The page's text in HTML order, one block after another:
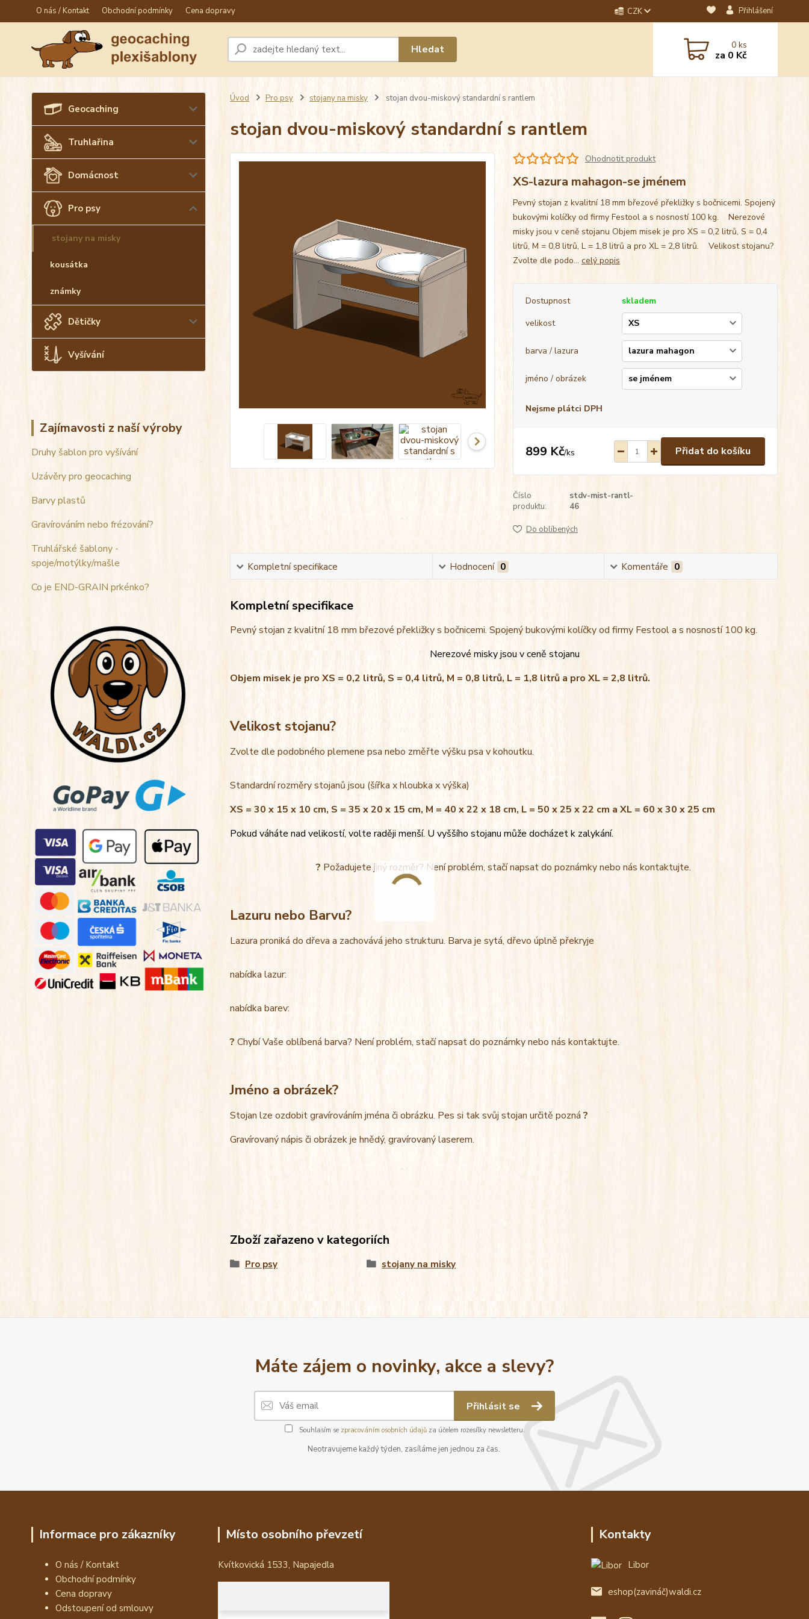
O nás / Kontakt Obchodní podmínky Cena dopravy CZK Přihlášení
Hledat 0ks
za 0 Kč
Geocaching
Truhlařina
Domácnost
Pro psy
stojany na misky
kousátka
známky
Dětičky
Vyšívání
Zajímavosti z naší výroby
Druhy šablon pro vyšívání
Uzávěry pro geocaching
Barvy plastů
Gravírováním nebo frézování?
Truhlářské šablony -
spoje/motýlky/mašle
Co je END-GRAIN prkénko?
Úvod Pro psy stojany na misky stojan dvou-miskový standardní s rantlem
stojan dvou-miskový standardní s rantlem
Ohodnotit produkt
XS-lazura mahagon-se jménem
Pevný stojan z kvalitní 18 mm březové překližky s bočnicemi. Spojený
bukovými kolíčky od firmy Festool a s nosností 100 kg. Nerezové
misky jsou v ceně stojanu Objem misek je pro XS = 0,2 litrů, S = 0,4
litrů, M = 0,8 litrů, L = 1,8 litrů a pro XL = 2,8 litrů. Velikost stojanu?
Zvolte dle podo... celý popis
Dostupnost
skladem
velikost
barva / lazura
jméno / obrázek
Nejsme plátci DPH
899 Kč/ks Přidat do košíku
Číslo
produktu:
stdv-mist-rantl-
46
Do oblíbených
Kompletní specifikace Hodnocení 0 Komentáře 0
Kompletní specifikace
Pevný stojan z kvalitní 18 mm březové překližky s bočnicemi. Spojený bukovými kolíčky od firmy Festool a s nosností 100 kg.
Nerezové misky jsou v ceně stojanu
Objem misek je pro XS = 0,2 litrů, S = 0,4 litrů, M = 0,8 litrů, L = 1,8 litrů a pro XL = 2,8 litrů.
Velikost stojanu?
Zvolte dle podobného plemene psa nebo změřte výšku psa v kohoutku.
Standardní rozměry stojanů jsou (šířka x hloubka x výška)
XS = 30 x 15 x 10 cm, S = 35 x 20 x 15 cm, M = 40 x 22 x 18 cm, L = 50 x 25 x 22 cm a XL = 60 x 30 x 25 cm
Pokud váháte nad velikostí, volte raději menší. U vyššího stojanu může docházet k zalykání.
? Požadujete jiný rozměr? Není problém, stačí napsat do poznámky nebo nás kontaktujte.
Lazuru nebo Barvu?
Lazura proniká do dřeva a zachovává jeho strukturu. Barva je sytá, dřevo úplně překryje
nabídka lazur:
nabídka barev:
? Chybí Vaše oblíbená barva? Není problém, stačí napsat do poznámky nebo nás kontaktujte.
Jméno a obrázek?
Stojan lze ozdobit gravírováním jména či obrázku. Pes si tak svůj stojan určitě pozná?
Gravírovaný nápis či obrázek je hnědý, gravírovaný laserem.
Zboží zařazeno v kategoriích
Pro psy stojany na misky
Máte zájem o novinky, akce a slevy?
Přihlásit se
Souhlasím se zpracováním osobních údajůza účelem rozesílky newsletteru.
Neotravujeme každý týden, zasíláme jen jednou za čas.
Informace pro zákazníky
O nás / Kontakt
Obchodní podmínky
Cena dopravy
Odstoupení od smlouvy
Místo osobního převzetí
Kvítkovická 1533, Napajedla
Kontakty
Libor
eshop(zavináč)waldi.cz